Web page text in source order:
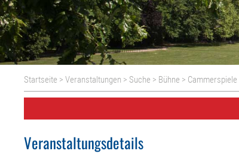
Startseite >Veranstaltungen > Suche > Bühne > Cammerspiele
Veranstaltungsdetails